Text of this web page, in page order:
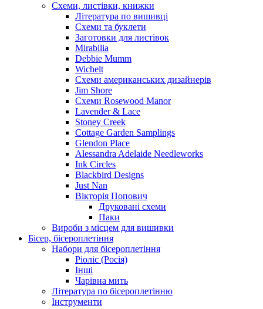
Схеми, листівки, книжки
Література по вишивці
Схеми та буклети
Заготовки для листівок
Mirabilia
Debbie Mumm
Wichelt
Схеми американських дизайнерів
Jim Shore
Cхеми Rosewood Manor
Lavender & Lace
Stoney Creek
Cottage Garden Samplings
Glendon Place
Alessandra Adelaide Needleworks
Ink Circles
Blackbird Designs
Just Nan
Вікторія Попович
Друковані схеми
Паки
Вироби з місцем для вишивки
Бісер, бісероплетіння
Набори для бісероплетіння
Ріоліс (Росія)
Інші
Чарівна мить
Література по бісероплетінню
Інструменти